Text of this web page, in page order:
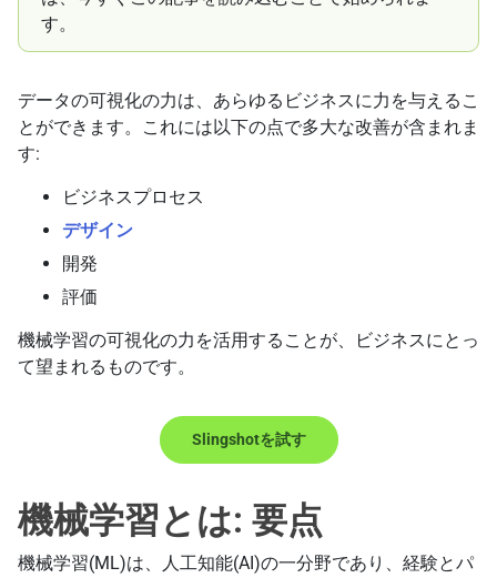
す。
データの可視化の力は、あらゆるビジネスに力を与えるこ
とができます。これには以下の点で多大な改善が含まれま
す:
ビジネスプロセス
デザイン
開発
評価
機械学習の可視化の力を活用することが、ビジネスにとっ
て望まれるものです。
Slingshotを試す
機械学習とは: 要点
機械学習(ML)は、人工知能(AI)の一分野であり、経験とパ